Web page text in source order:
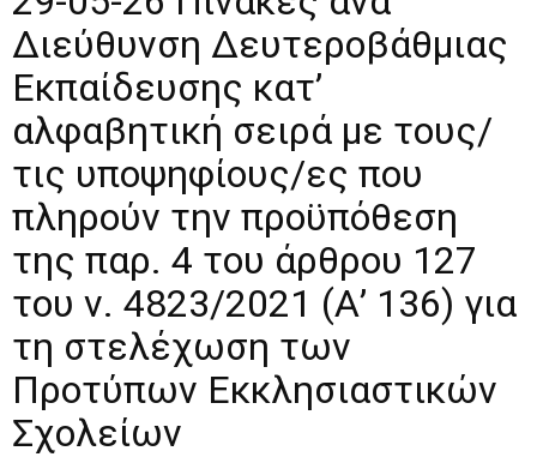
Διεύθυνση Δευτεροβάθμιας
Εκπαίδευσης κατ’
αλφαβητική σειρά με τους/
τις υποψηφίους/ες που
πληρούν την προϋπόθεση
της παρ. 4 του άρθρου 127
του ν. 4823/2021 (Α’ 136) για
τη στελέχωση των
Προτύπων Εκκλησιαστικών
Σχολείων